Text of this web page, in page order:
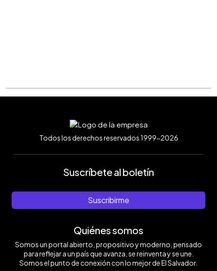
Todos los derechos reservados 1999-2026
Suscríbete al boletín
Suscribirme
Quiénes somos
Somos un portal abierto, propositivo y moderno, pensado
para reflejar a un país que avanza, se reinventa y se une.
Somos el punto de conexión con lo mejor de El Salvador.